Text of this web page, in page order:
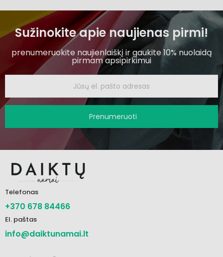
Sužinokite apie naujienas pirmi!
prenumeruokite naujienlaiškį ir gaukite 10% nuolaidą
pirmam apsipirkimui
Prenumeruoti
Telefonas
+370 678 84466
El. paštas
info@daiktunamai.lt